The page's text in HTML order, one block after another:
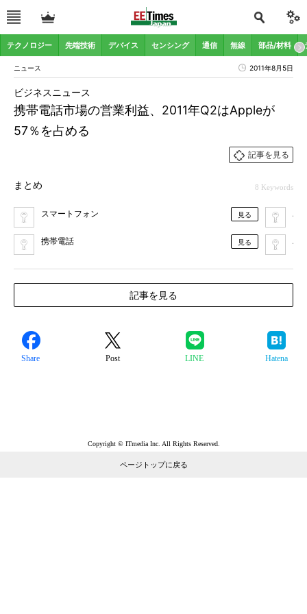
テクノロジー 先端技術 デバイス センシング 通信 無線 部品/材料
ニュース 2011年8月5日
携帯電話市場の営業利益、2011年Q2はAppleが
57％を占める
ビジネスニュース
記事を見る
まとめ 8 Keywords
スマートフォン 見る
携帯電話 見る
記事を見る
Share Post LINE Hatena
Copyright © ITmedia Inc. All Rights Reserved.
ページトップに戻る